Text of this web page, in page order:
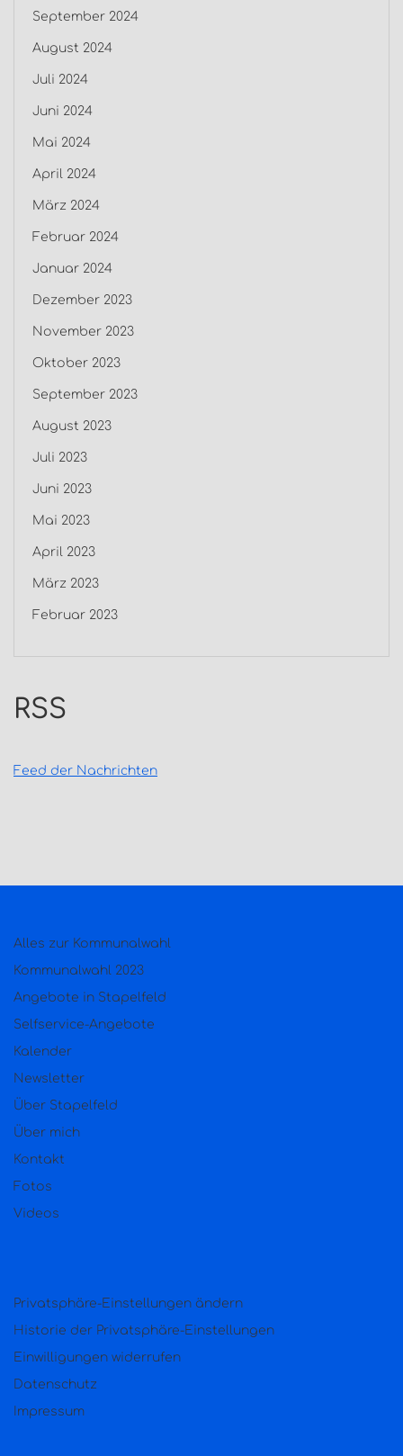
September 2024
August 2024
Juli 2024
Juni 2024
Mai 2024
April 2024
März 2024
Februar 2024
Januar 2024
Dezember 2023
November 2023
Oktober 2023
September 2023
August 2023
Juli 2023
Juni 2023
Mai 2023
April 2023
März 2023
Februar 2023
RSS
Feed der Nachrichten
Alles zur Kommunalwahl
Kommunalwahl 2023
Angebote in Stapelfeld
Selfservice-Angebote
Kalender
Newsletter
Über Stapelfeld
Über mich
Kontakt
Fotos
Videos
Privatsphäre-Einstellungen ändern
Historie der Privatsphäre-Einstellungen
Einwilligungen widerrufen
Datenschutz
Impressum